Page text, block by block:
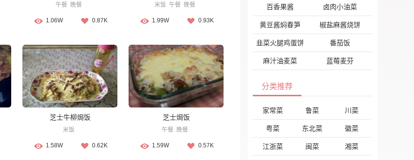
午餐 晚餐
1.06W 0.87K
米饭 午餐 晚餐
1.99W 0.93K
芝士牛柳焗饭
米饭
1.58W 0.62K
芝士焗饭
午餐 晚餐
1.59W 0.57K
百香果酱 卤肉小油菜
黄豆酱焖春笋 椒盐麻酱烧饼
韭菜火腿鸡蛋饼 番茄饭
麻汁油麦菜 蓝莓麦芬
分类推荐
家常菜 鲁菜 川菜
粤菜 东北菜 徽菜
江浙菜 闽菜 湘菜